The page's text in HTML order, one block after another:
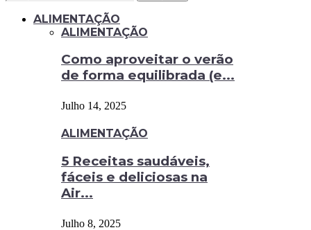
ALIMENTAÇÃO
ALIMENTAÇÃO
Como aproveitar o verão
de forma equilibrada (e...
Julho 14, 2025
ALIMENTAÇÃO
5 Receitas saudáveis,
fáceis e deliciosas na
Air...
Julho 8, 2025